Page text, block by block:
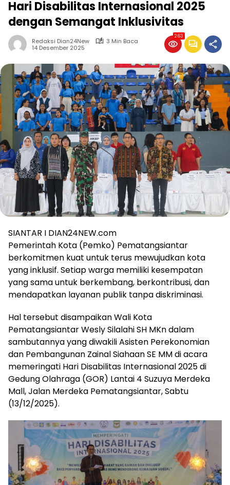
Hari Disabilitas Internasional 2025
dengan Semangat Inklusivitas
Redaksi Dian24New
3 Min Baca
14 Desember 2025
263
SIANTAR I DIAN24NEW.com
Pemerintah Kota (Pemko) Pematangsiantar
berkomitmen kuat untuk terus mewujudkan kota
yang inklusif. Setiap warga memiliki kesempatan
yang sama untuk berkembang, berkontribusi, dan
mendapatkan layanan publik tanpa diskriminasi.
Hal tersebut disampaikan Wali Kota
Pematangsiantar Wesly Silalahi SH MKn dalam
sambutannya yang diwakili Asisten Perekonomian
dan Pembangunan Zainal Siahaan SE MM di acara
memeringati Hari Disabilitas Internasional 2025 di
Gedung Olahraga (GOR) Lantai 4 Suzuya Merdeka
Mall, Jalan Merdeka Pematangsiantar, Sabtu
(13/12/2025).